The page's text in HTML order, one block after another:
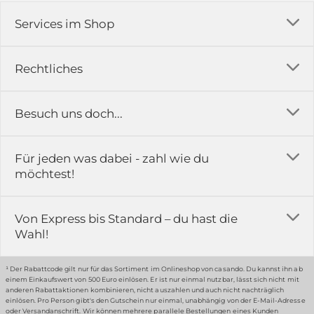
Rechtliches
Impressum
Rückgabe & Reklamation
Widerrufsrecht
Datenschutz-Einstellung
Erklärung zur Barrierefreiheit
Services im Shop
Versandkosten
Erfahrungsberichte & Bewertungen
Kontakt
Karriere
Gewerbekunden
Grounding Page
Besuch uns doch...
in der Ausstellung...
51789 Lindlar
Hinweis:
… oder in unserem Fachmarkt
Für jeden was dabei - zahl wie du
möchtest!
Von Express bis Standard – du hast die
Wahl!
¹ Der Rabattcode gilt nur für das Sortiment im Onlineshop von casando. Du kannst ihn ab
einem Einkaufswert von 500 Euro einlösen. Er ist nur einmal nutzbar, lässt sich nicht mit
anderen Rabattaktionen kombinieren, nicht auszahlen und auch nicht nachträglich
einlösen. Pro Person gibt's den Gutschein nur einmal, unabhängig von der E-Mail-Adresse
oder Versandanschrift. Wir können mehrere parallele Bestellungen eines Kunden